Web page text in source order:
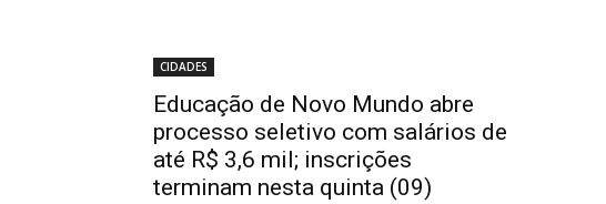
CIDADES
Educação de Novo Mundo abre
processo seletivo com salários de
até R$ 3,6 mil; inscrições
terminam nesta quinta (09)